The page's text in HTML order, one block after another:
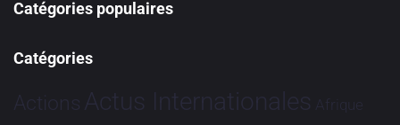
Catégories populaires
Catégories
Actions Actus Internationales Afrique